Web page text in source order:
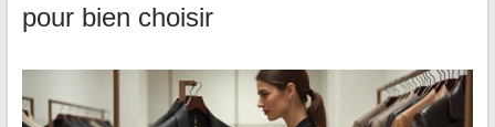
pour bien choisir